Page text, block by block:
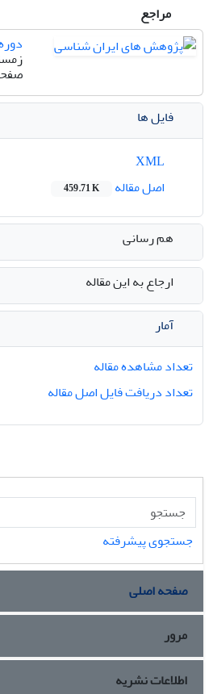
مراجع
دوره 14،
فایل ها
اصل مقاله
459.71 K
هم رسانی
ارجاع به این مقاله
آمار
تعداد مشاهده مقاله
تعداد دریافت فایل اصل مقاله
جستجوی پیشرفته
صفحه اصلی
مرور
اطلاعات نشریه